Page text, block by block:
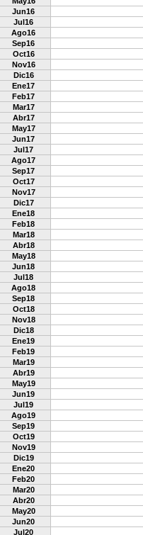
Jun16
Jul16
Ago16
Sep16
Oct16
Nov16
Dic16
Ene17
Feb17
Mar17
Abr17
May17
Jun17
Jul17
Ago17
Sep17
Oct17
Nov17
Dic17
Ene18
Feb18
Mar18
Abr18
May18
Jun18
Jul18
Ago18
Sep18
Oct18
Nov18
Dic18
Ene19
Feb19
Mar19
Abr19
May19
Jun19
Jul19
Ago19
Sep19
Oct19
Nov19
Dic19
Ene20
Feb20
Mar20
Abr20
May20
Jun20
Jul20